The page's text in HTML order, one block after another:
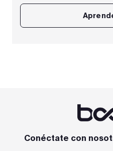
Conéctate con